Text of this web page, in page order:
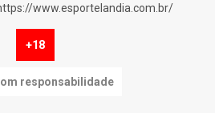
www.esportelandia.com.br/
+18
responsabilidade